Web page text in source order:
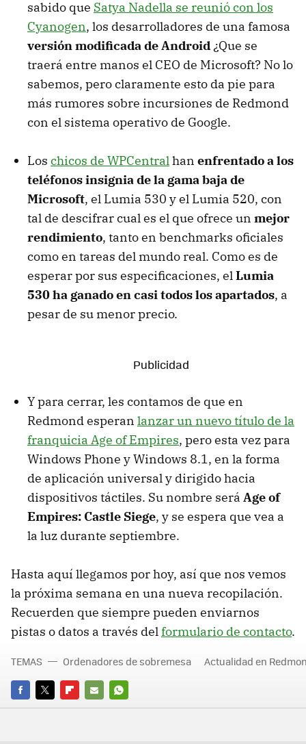
sabido que Satya Nadella se reunió con los
Cyanogen, los desarrolladores de una famosa
versión modificada de Android¿Que se
traerá entre manos el CEO de Microsoft? No lo
sabemos, pero claramente esto da pie para
más rumores sobre incursiones de Redmond
con el sistema operativo de Google.
Los chicos de WPCentralhan enfrentado a los
teléfonos insignia de la gama baja de
Microsoft, el Lumia 530 y el Lumia 520, con
tal de descifrar cual es el que ofrece un mejor
rendimiento, tanto en benchmarks oficiales
como en tareas del mundo real. Como es de
esperar por sus especificaciones, elLumia
530 ha ganado en casi todos los apartados, a
pesar de su menor precio.
Y para cerrar, les contamos de que en
Redmond esperan lanzar un nuevo título de la
franquicia Age of Empires, pero esta vez para
Windows Phone y Windows 8.1, en la forma
de aplicación universal y dirigido hacia
dispositivos táctiles. Su nombre será Age of
Empires: Castle Siege, y se espera que vea a
la luz durante septiembre.
Hasta aquí llegamos por hoy, así que nos vemos
la próxima semana en una nueva recopilación.
Recuerden que siempre pueden enviarnos
pistas o datos a través delformulario de contacto.
FACEBOOK
TWITTERFLIPBOARD
E-
WHATSAPP
TEMAS Ordenadores de sobremesa Actualidad en